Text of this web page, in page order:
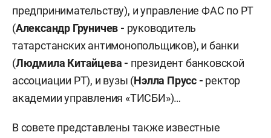
предпринимательству), и управление ФАС по РТ
(Александр Груничев - руководитель
татарстанских антимонопольщиков), и банки
(Людмила Китайцева - президент банковской
ассоциации РТ), и вузы (Нэлла Прусс - ректор
академии управления «ТИСБИ»)…
В совете представлены также известные